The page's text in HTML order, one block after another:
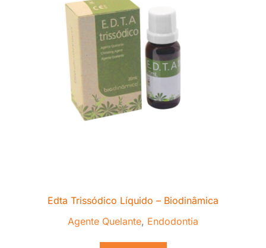
Edta Trissódico Líquido – Biodinâmica
Agente Quelante, Endodontia